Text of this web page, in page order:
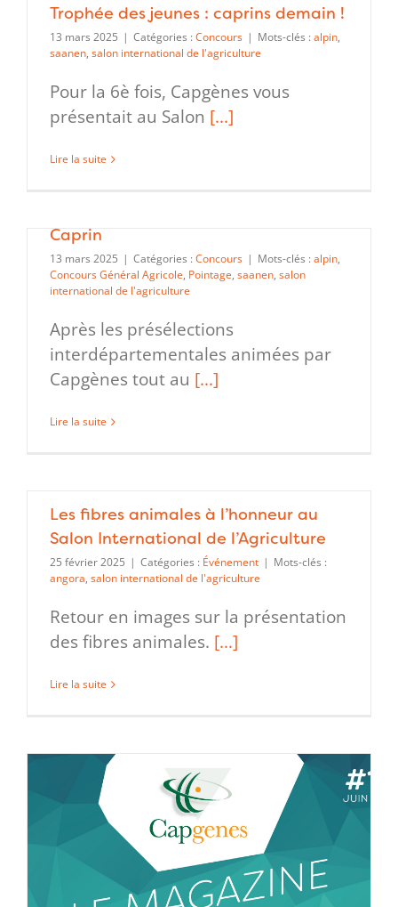
Trophée des jeunes : caprins demain !
13 mars 2025 | Catégories : Concours | Mots-clés : alpin,
saanen, salon international de l'agriculture
Pour la 6è fois, Capgènes vous
présentait au Salon [...]
Lire la suite
Caprin
13 mars 2025 | Catégories : Concours | Mots-clés : alpin,
Concours Général Agricole, Pointage, saanen, salon
international de l'agriculture
Après les présélections
interdépartementales animées par
Capgènes tout au [...]
Lire la suite
Les fibres animales à l’honneur au
Salon International de l’Agriculture
25 février 2025 | Catégories : Événement | Mots-clés :
angora, salon international de l'agriculture
Retour en images sur la présentation
des fibres animales. [...]
Lire la suite